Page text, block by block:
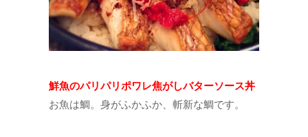
鮮魚のパリパリポワレ焦がしバターソース丼
お魚は鯛。身がふかふか、斬新な鯛です。